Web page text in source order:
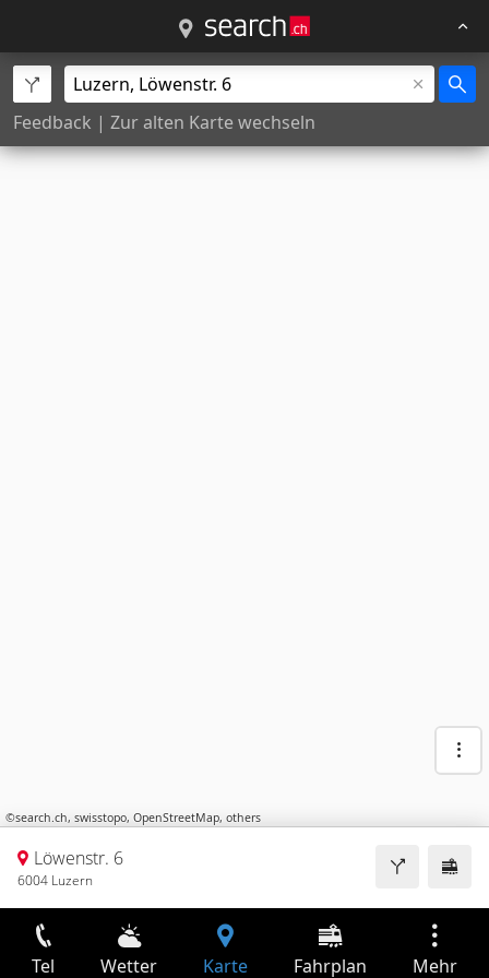
Feedback | Zur alten Karte wechseln
©search.ch, swisstopo, OpenStreetMap, others
Löwenstr. 6
6004 Luzern
Tel Wetter Karte Fahrplan Mehr